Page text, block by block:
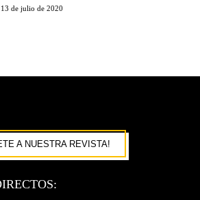
13 de julio de 2020
A NUESTRA REVISTA!